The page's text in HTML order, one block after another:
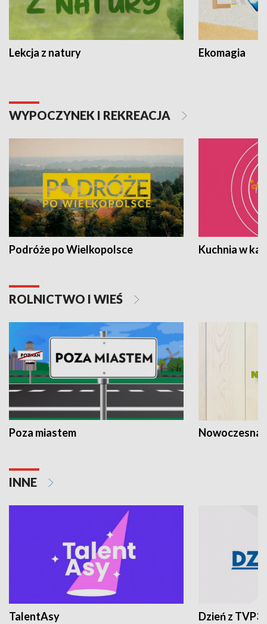
Lekcja z natury Ekomagia
WYPOCZYNEK I REKREACJA
Podróże po Wielkopolsce Kuchnia w
ROLNICTWO I WIEŚ
Poza miastem Nowoczesna
INNE
TalentAsy Dzień z TVP3